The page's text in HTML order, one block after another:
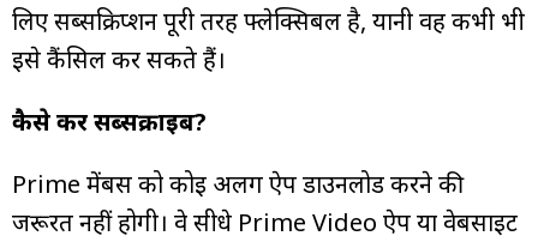
लिए सब्सक्रिप्शन पूरी तरह फ्लेक्सिबल है, यानी वह कभी भी
इसे कैंसिल कर सकते हैं।
कैसे करें सब्सक्राइब?
Prime मेंबर्स को कोई अलग ऐप डाउनलोड करने की
जरूरत नहीं होगी। वे सीधे Prime Video ऐप या वेबसाइट